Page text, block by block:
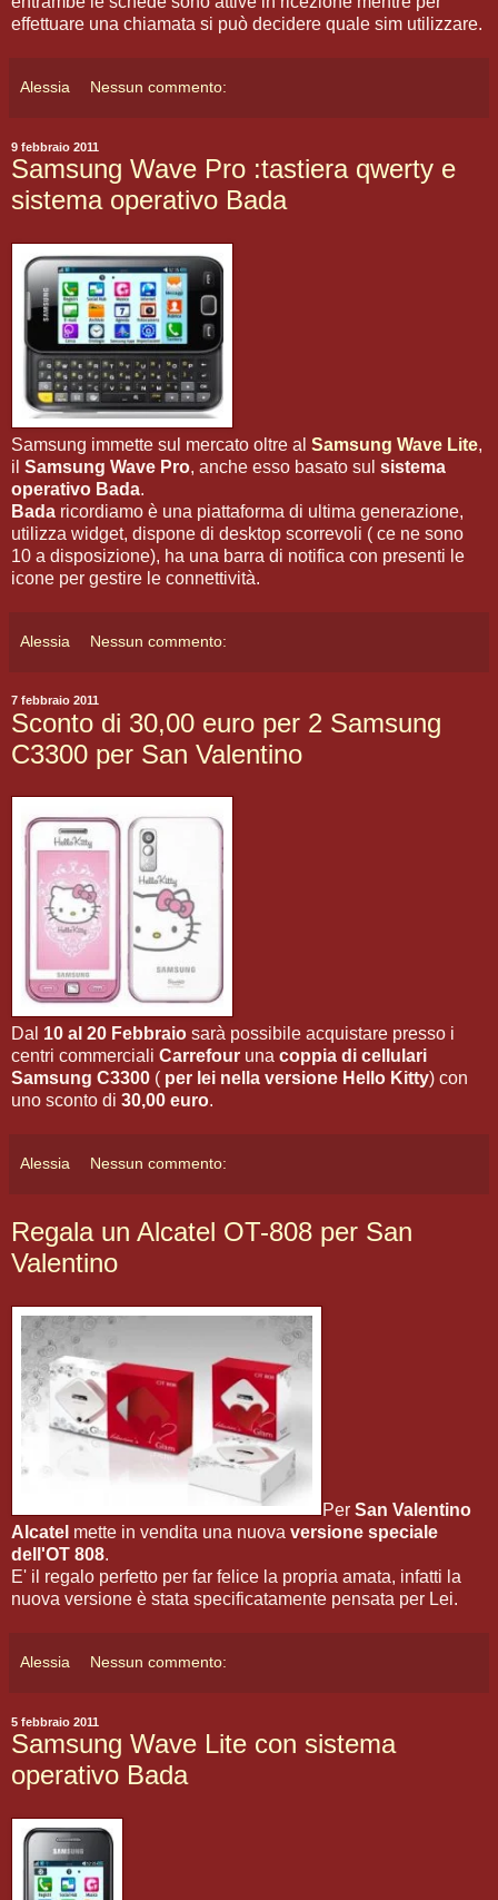
effettuare una chiamata si può decidere quale sim utilizzare.
Alessia Nessun commento:
9 febbraio 2011
Samsung Wave Pro :tastiera qwerty e
sistema operativo Bada
Samsung immette sul mercato oltre al Samsung Wave Lite,
il Samsung Wave Pro, anche esso basato sul sistema
operativo Bada.
Bada ricordiamo è una piattaforma di ultima generazione,
utilizza widget, dispone di desktop scorrevoli ( ce ne sono
10 a disposizione), ha una barra di notifica con presenti le
icone per gestire le connettività.
Alessia Nessun commento:
7 febbraio 2011
Sconto di 30,00 euro per 2 Samsung
C3300 per San Valentino
Dal 10 al 20 Febbraio sarà possibile acquistare presso i
centri commerciali Carrefour una coppia di cellulari
Samsung C3300 ( per lei nella versione Hello Kitty) con
uno sconto di 30,00 euro.
Alessia Nessun commento:
Regala un Alcatel OT-808 per San
Valentino
Per San Valentino
Alcatel mette in vendita una nuova versione speciale
dell'OT 808.
E' il regalo perfetto per far felice la propria amata, infatti la
nuova versione è stata specificatamente pensata per Lei.
Alessia Nessun commento:
5 febbraio 2011
Samsung Wave Lite con sistema
operativo Bada